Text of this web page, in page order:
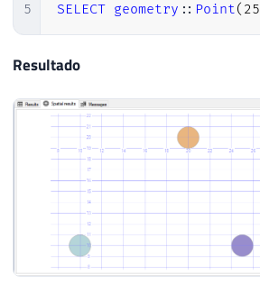
5
SELECT geometry :: Point( 25
Resultado